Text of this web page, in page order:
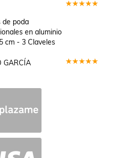
de poda
en aluminio
cm - 3 Claveles
GARCÍA